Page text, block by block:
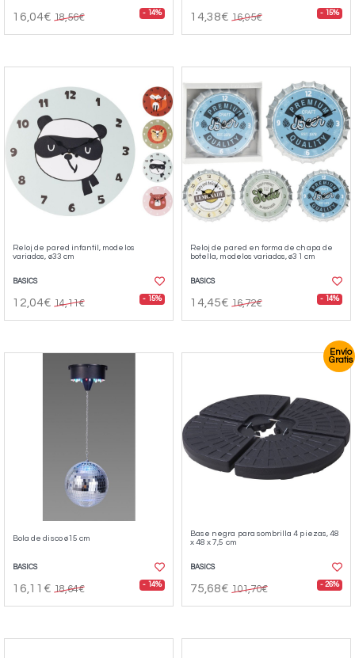
16,04€ 18,56€ - 14% 14,38€ 16,95€ - 15%
Reloj de pared infantil, modelos
variados, ø33 cm
BASICS
12,04€ 14,11€ - 15%
Reloj de pared en forma de chapa de
botella, modelos variados, ø31 cm
BASICS
14,45€ 16,72€ - 14%
Bola de disco ø15 cm
BASICS
16,11€ 18,64€ - 14%
Envío
Gratis
Base negra para sombrilla 4 piezas, 48
x 48 x 7,5 cm
BASICS
75,68€ 101,70€ - 26%